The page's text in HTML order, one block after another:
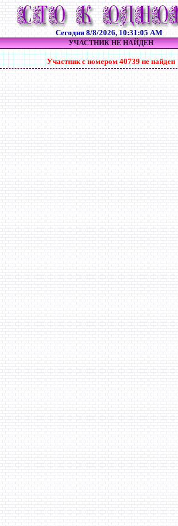
Сегодня 8/8/2026, 10:31:06 AM
УЧАСТНИК НЕ НАЙДЕН
Участник с номером 40739 не найден